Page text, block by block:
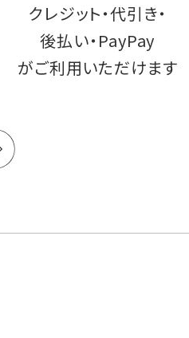
クレジット・代引き・
後払い・PayPay
がご利用いただけます